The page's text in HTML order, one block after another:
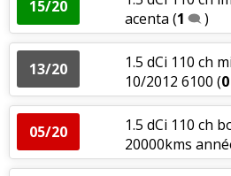
15/20
acenta (1 )
13/20
1.5 dCi 110 ch
10/2012 6100 (0
05/20
1.5 dCi 110 ch
20000kms